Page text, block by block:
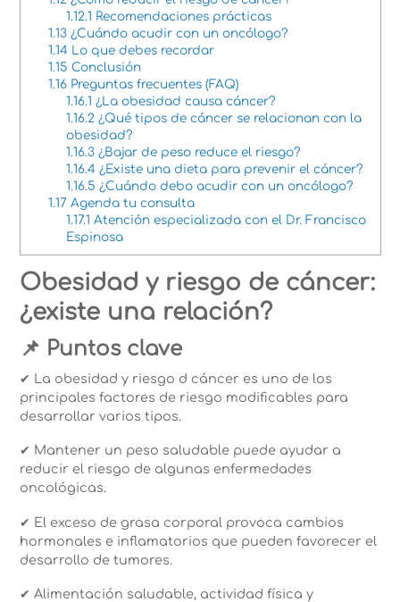
1.12.1 Recomendaciones prácticas
1.13¿Cuándo acudir con un oncólogo?
1.14 Lo que debes recordar
1.15 Conclusión
1.16Preguntas frecuentes (FAQ)
1.16.1 ¿La obesidad causa cáncer?
1.16.2 ¿Qué tipos de cáncer se relacionan con la
obesidad?
1.16.3 ¿Bajar de peso reduce el riesgo?
1.16.4 ¿Existe una dieta para prevenir el cáncer?
1.16.5 ¿Cuándo debo acudir con un oncólogo?
1.17Agenda tu consulta
1.17.1 Atención especializada con el Dr. Francisco
Espinosa
Obesidad y riesgo de cáncer:
¿existe una relación?
📌 Puntos clave
✔ La obesidad y riesgo d cáncer es uno de los
principales factores de riesgo modificables para
desarrollar varios tipos.
✔ Mantener un peso saludable puede ayudar a
reducir el riesgo de algunas enfermedades
oncológicas.
✔ El exceso de grasa corporal provoca cambios
hormonales e inflamatorios que pueden favorecer el
desarrollo de tumores.
✔ Alimentación saludable, actividad física y